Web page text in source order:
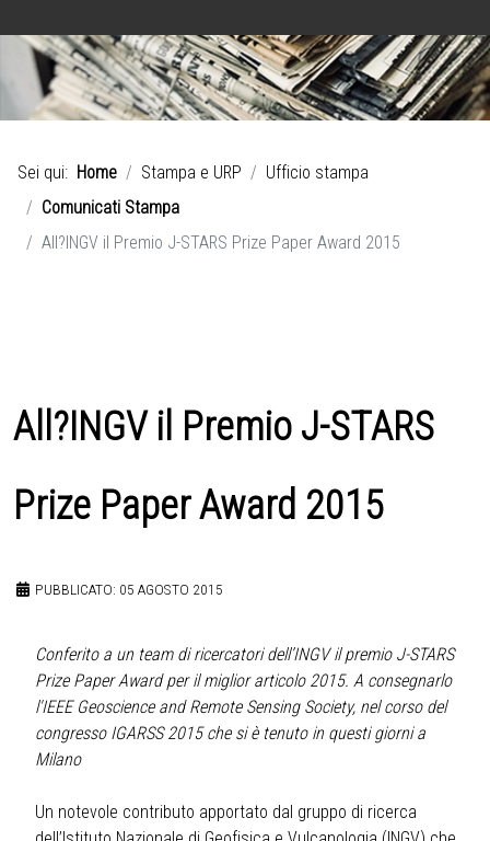
Sei qui: Home Stampa e URP
Ufficio stampa
Comunicati Stampa
All?INGV il Premio J-STARS Prize Paper Award 2015
All?INGV il Premio J-STARS
Prize Paper Award 2015
PUBBLICATO: 05 AGOSTO 2015
Conferito a un team di ricercatori dell’INGV il premio J-STARS
Prize Paper Award per il miglior articolo 2015. A consegnarlo
l'IEEE Geoscience and Remote Sensing Society, nel corso del
congresso IGARSS 2015 che si è tenuto in questi giorni a
Milano
Un notevole contributo apportato dal gruppo di ricerca